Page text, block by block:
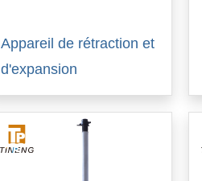
Appareil de rétraction et
d'expansion